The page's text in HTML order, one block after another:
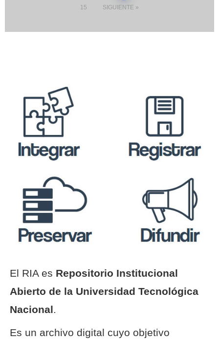
15 SIGUIENTE
El RIA es Repositorio Institucional
Abierto de la Universidad Tecnológica
Nacional.
Es un archivo digital cuyo objetivo